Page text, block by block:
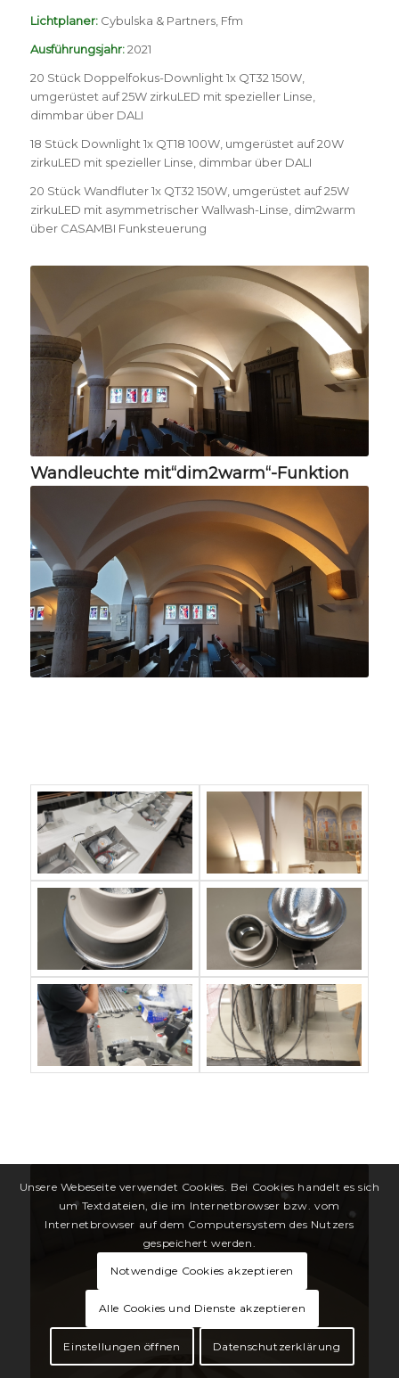
Lichtplaner:Cybulska & Partners, Ffm
Ausführungsjahr:2021
20 Stück Doppelfokus-Downlight 1x QT32 150W,
umgerüstet auf 25W zirkuLED mit spezieller Linse,
dimmbar über DALI
18 Stück Downlight 1x QT18 100W, umgerüstet auf 20W
zirkuLED mit spezieller Linse, dimmbar über DALI
20 Stück Wandfluter 1x QT32 150W, umgerüstet auf 25W
zirkuLED mit asymmetrischer Wallwash-Linse, dim2warm
über CASAMBI Funksteuerung
Wandleuchte mit“dim2warm“-Funktion
Unsere Webeseite verwendet Cookies. Bei Cookies handelt es sich
um Textdateien, die im Internetbrowser bzw. vom
Internetbrowser auf dem Computersystem des Nutzers
gespeichert werden.
Notwendige Cookies akzeptieren
Alle Cookies und Dienste akzeptieren
Einstellungen öffnen Datenschutzerklärung